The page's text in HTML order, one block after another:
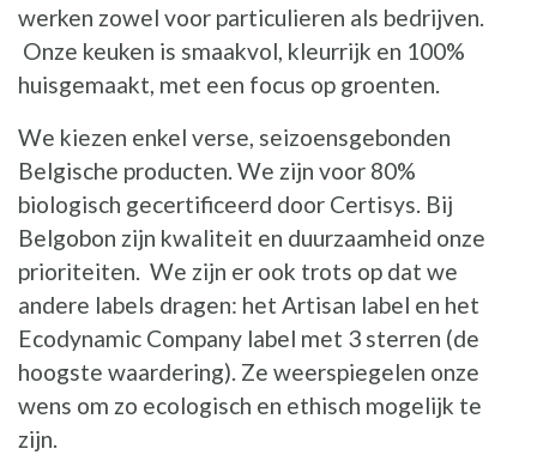
werken zowel voor particulieren als bedrijven.
Onze keuken is smaakvol, kleurrijk en 100%
huisgemaakt, met een focus op groenten.
We kiezen enkel verse, seizoensgebonden
Belgische producten. We zijn voor 80%
biologisch gecertificeerd door Certisys. Bij
Belgobon zijn kwaliteit en duurzaamheid onze
prioriteiten. We zijn er ook trots op dat we
andere labels dragen: het Artisan label en het
Ecodynamic Company label met 3 sterren (de
hoogste waardering). Ze weerspiegelen onze
wens om zo ecologisch en ethisch mogelijk te
zijn.